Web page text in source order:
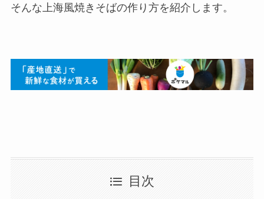
そんな上海風焼きそばの作り方を紹介します。
目次